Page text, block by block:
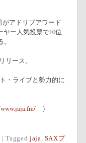
がアドリブアワード
ヤー人気投票で10位
ース。
・ライブと勢力的に
）
|Tagged jaja
SAXプ